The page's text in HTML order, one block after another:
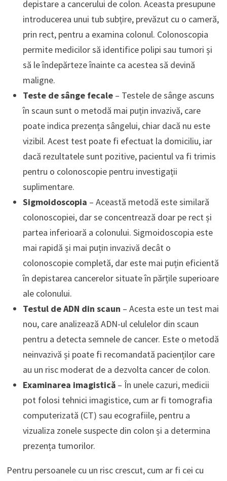
depistare a cancerului de colon. Aceasta presupune
introducerea unui tub subțire, prevăzut cu o cameră,
prin rect, pentru a examina colonul. Colonoscopia
permite medicilor să identifice polipi sau tumori și
să le îndepărteze înainte ca acestea să devină
maligne.
Teste de sânge fecale– Testele de sânge ascuns
în scaun sunt o metodă mai puțin invazivă, care
poate indica prezența sângelui, chiar dacă nu este
vizibil. Acest test poate fi efectuat la domiciliu, iar
dacă rezultatele sunt pozitive, pacientul va fi trimis
pentru o colonoscopie pentru investigații
suplimentare.
Sigmoidoscopia – Această metodă este similară
colonoscopiei, dar se concentrează doar pe rect și
partea inferioară a colonului. Sigmoidoscopia este
mai rapidă și mai puțin invazivă decât o
colonoscopie completă, dar este mai puțin eficientă
în depistarea cancerelor situate în părțile superioare
ale colonului.
Testul de ADN din scaun – Acesta este un test mai
nou, care analizează ADN-ul celulelor din scaun
pentru a detecta semnele de cancer. Este o metodă
neinvazivă și poate fi recomandată pacienților care
au un risc moderat de a dezvolta cancer de colon.
Examinarea imagistică– În unele cazuri, medicii
pot folosi tehnici imagistice, cum ar fi tomografia
computerizată (CT) sau ecografiile, pentru a
vizualiza zonele suspecte din colon și a determina
prezența tumorilor.
Pentru persoanele cu un risc crescut, cum ar fi cei cu